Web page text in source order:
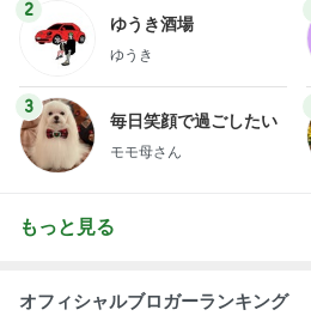
2
ゆうき酒場
ゆうき
3
毎日笑顔で過ごしたい
モモ母さん
もっと見る
オフィシャルブロガーランキング